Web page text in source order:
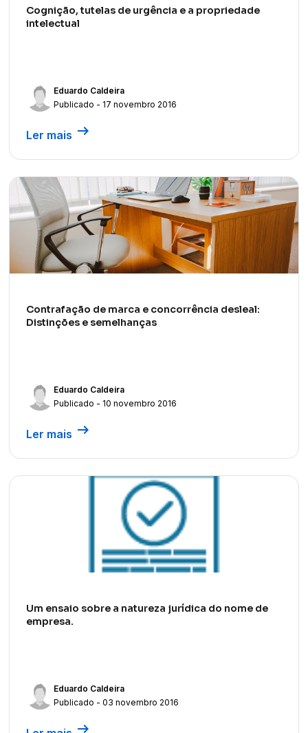
Cognição, tutelas de urgência e a propriedade
intelectual
Eduardo Caldeira
Publicado - 17 novembro 2016
Ler mais arrow_right_alt
Contrafação de marca e concorrência desleal:
Distinções e semelhanças
Eduardo Caldeira
Publicado - 10 novembro 2016
Ler mais arrow_right_alt
Um ensaio sobre a natureza jurídica do nome de
empresa.
Eduardo Caldeira
Publicado - 03 novembro 2016
arrow_right_alt